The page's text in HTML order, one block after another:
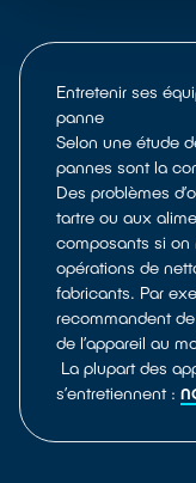
Entretenir ses
panne
Selon une étude
pannes sont la
Des problèmes
tartre ou aux
composants si
opérations de
fabricants. Par
recommandent
de l’appareil au
La plupart des
s’entretiennent :